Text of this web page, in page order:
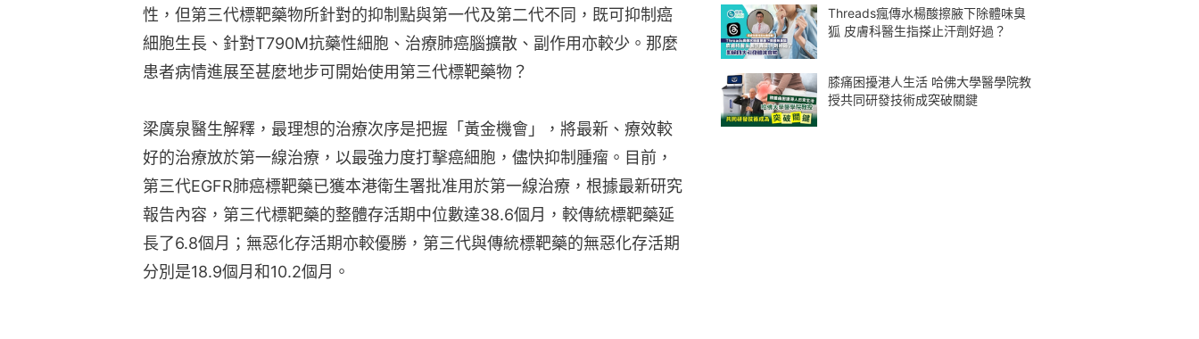
性，但第三代標靶藥物所針對的抑制點與第一代及第二代不同，既可抑制癌
細胞生長、針對T790M抗藥性細胞、治療肺癌腦擴散、副作用亦較少。那麼
患者病情進展至甚麼地步可開始使用第三代標靶藥物？
梁廣泉醫生解釋，最理想的治療次序是把握「黃金機會」，將最新、療效較
好的治療放於第一線治療，以最強力度打擊癌細胞，儘快抑制腫瘤。目前，
第三代EGFR肺癌標靶藥已獲本港衛生署批准用於第一線治療，根據最新研究
報告內容，第三代標靶藥的整體存活期中位數達38.6個月，較傳統標靶藥延
長了6.8個月；無惡化存活期亦較優勝，第三代與傳統標靶藥的無惡化存活期
分別是18.9個月和10.2個月。
Threads瘋傳水楊酸擦腋下除體味臭
狐 皮膚科醫生指搽止汗劑好過？
膝痛困擾港人生活 哈佛大學醫學院教
授共同研發技術成突破關鍵